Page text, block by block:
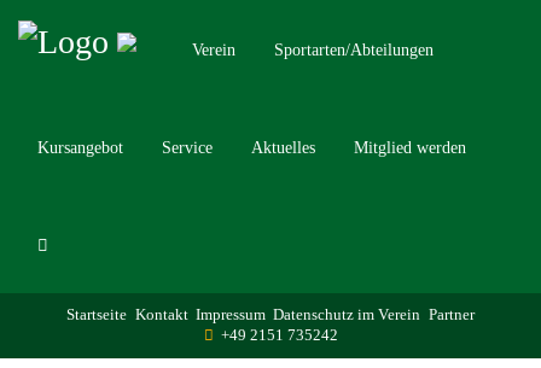
Verein Sportarten/Abteilungen
Kursangebot Service Aktuelles Mitglied werden
Startseite Kontakt Impressum Datenschutz im Verein Partner
+49 2151 735242